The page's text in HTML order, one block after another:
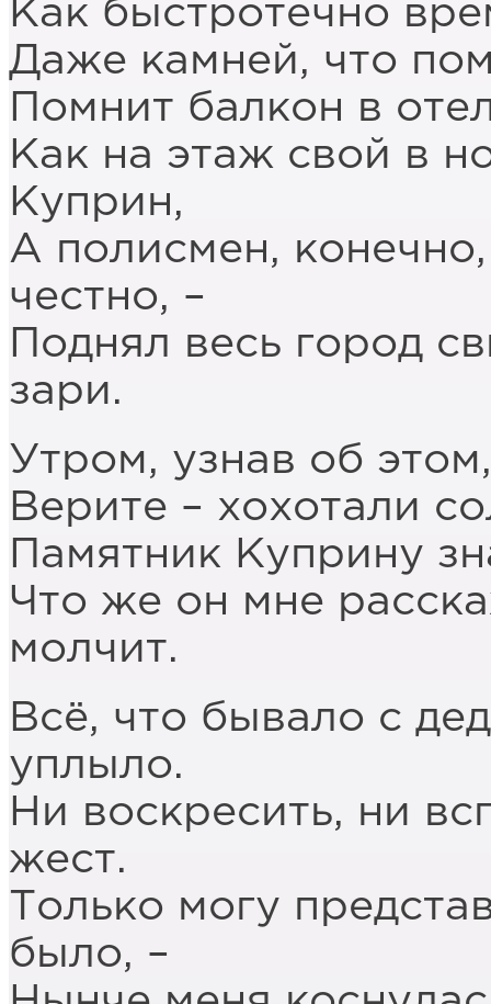
Как быстротечно
Даже камней, что
Помнит балкон в
Как на этаж свой в
Куприн,
А полисмен,
честно, –
Поднял весь город
зари.
Утром, узнав об
Верите – хохотали
Памятник Куприну
Что же он мне
молчит.
Всё, что бывало с
уплыло.
Ни воскресить, ни
жест.
Только могу
было, –